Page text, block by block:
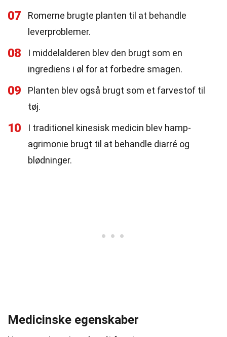
07
Romerne brugte planten til at behandle
leverproblemer.
08
I middelalderen blev den brugt som en
ingrediens i øl for at forbedre smagen.
09
Planten blev også brugt som et farvestof til
tøj.
10
I traditionel kinesisk medicin blev hamp-
agrimonie brugt til at behandle diarré og
blødninger.
Medicinske egenskaber